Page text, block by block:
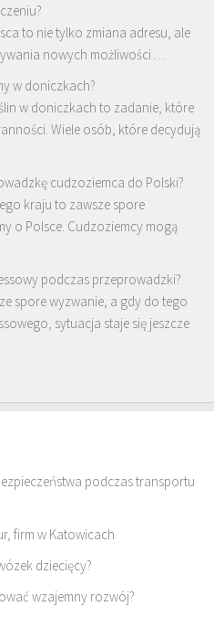
to nie tylko zmiana adresu, ale
nowych możliwości …
w doniczkach?
w doniczkach to zadanie, które
Wiele osób, które decydują
cudzoziemca do Polski?
kraju to zawsze spore
o Polsce. Cudzoziemcy mogą
podczas przeprowadzki?
spore wyzwanie, a gdy do tego
sytuacja staje się jeszcze
podczas transportu
firm w Katowicach
dziecięcy?
wzajemny rozwój?